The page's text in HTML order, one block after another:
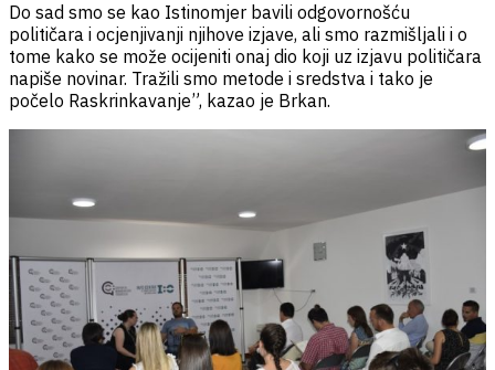
Do sad smo se kao Istinomjer bavili odgovornošću
političara i ocjenjivanji njihove izjave, ali smo razmišljali i o
tome kako se može ocijeniti onaj dio koji uz izjavu političara
napiše novinar. Tražili smo metode i sredstva i tako je
počelo Raskrinkavanje”, kazao je Brkan.